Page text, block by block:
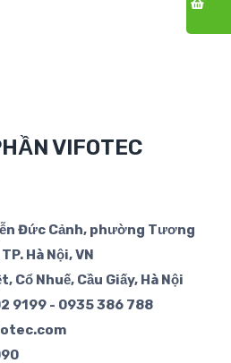
VIFOTEC
Đức Cảnh, phường Tương
Hà Nội, VN
Cổ Nhuế, Cầu Giấy, Hà Nội
9199 - 0935 386 788